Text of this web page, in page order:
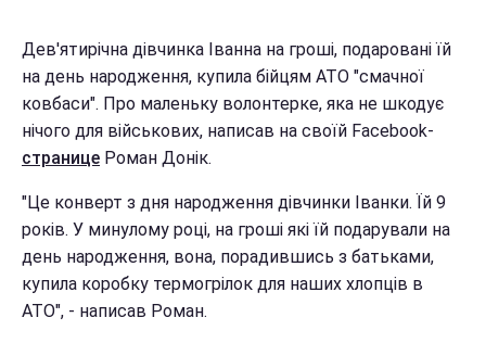
Дев'ятирічна дівчинка Іванна на гроші, подаровані їй
на день народження, купила бійцям АТО "смачної
ковбаси". Про маленьку волонтерке, яка не шкодує
нічого для військових, написав на своїй Facebook-
странице Роман Донік.
"Це конверт з дня народження дівчинки Іванки. Їй 9
років. У минулому році, на гроші які їй подарували на
день народження, вона, порадившись з батьками,
купила коробку термогрілок для наших хлопців в
АТО", - написав Роман.